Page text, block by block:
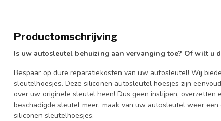
Productomschrijving
Is uw autosleutel behuizing aan vervanging toe? Of wilt u
Bespaar op dure reparatiekosten van uw autosleutel! Wij
sleutelhoesjes. Deze siliconen autosleutel hoesjes zijn
over uw originele sleutel heen! Dus geen inslijpen, overzetten
beschadigde sleutel meer, maak van uw autosleutel weer
siliconen sleutelhoesjes.